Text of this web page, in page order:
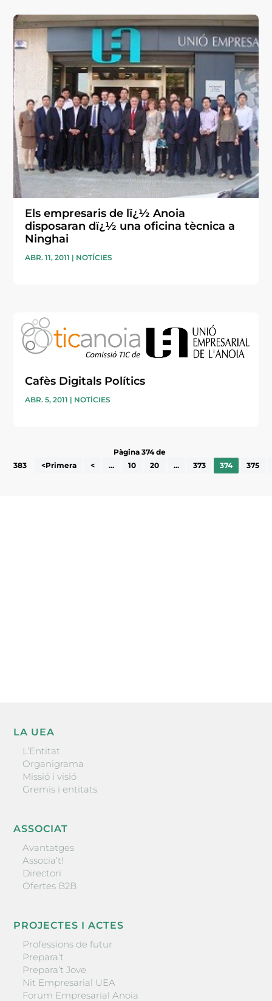
Els empresaris de lï¿½ Anoia
disposaran dï¿½ una oficina tècnica a
Ninghai
ABR. 11, 2011 | NOTÍCIES
Cafès Digitals Polítics
ABR. 5, 2011 | NOTÍCIES
Pàgina 374 de
383
<Primera < ... 10 20 ... 373 374 375
LA UEA
L’Entitat
Organigrama
Missió i visió
Gremis i entitats
ASSOCIAT
Avantatges
Associa’t!
Directori
Ofertes B2B
PROJECTES I ACTES
Professions de futur
Prepara’t
Prepara’t Jove
Nit Empresarial UEA
Forum Empresarial Anoia